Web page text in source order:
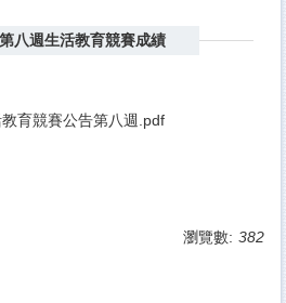
八週生活教育競賽成績
育競賽公告第八週.pdf
瀏覽數: 382